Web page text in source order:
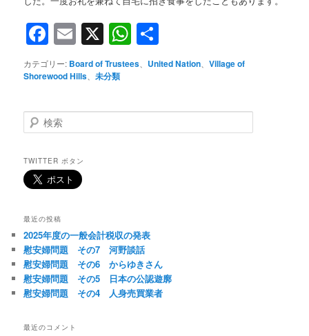
Facebook
Email
X WhatsApp
有
カテゴリー: Board of Trustees United Nation 、Village of
Shorewood Hills 、未分類
検
索
TWITTER ボタン
最近の投稿
2025年度の一般会計税収の発表
慰安婦問題 その7 河野談話
慰安婦問題 その6 からゆきさん
慰安婦問題 その5 日本の公認遊廓
慰安婦問題 その4 人身売買業者
最近のコメント